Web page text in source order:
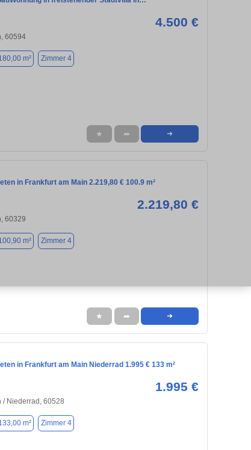
4.500 €
60594
m² Zimmer 4
★ ➦ ➜
in Frankfurt am Main 2.219,80 € 100.9 m²
2.219,80 €
60329
m² Zimmer 4
★ ➦ ➜
in Frankfurt am Main Niederrad 1.995 € 133 m²
1.995 €
/ Niederrad, 60528
m² Zimmer 4